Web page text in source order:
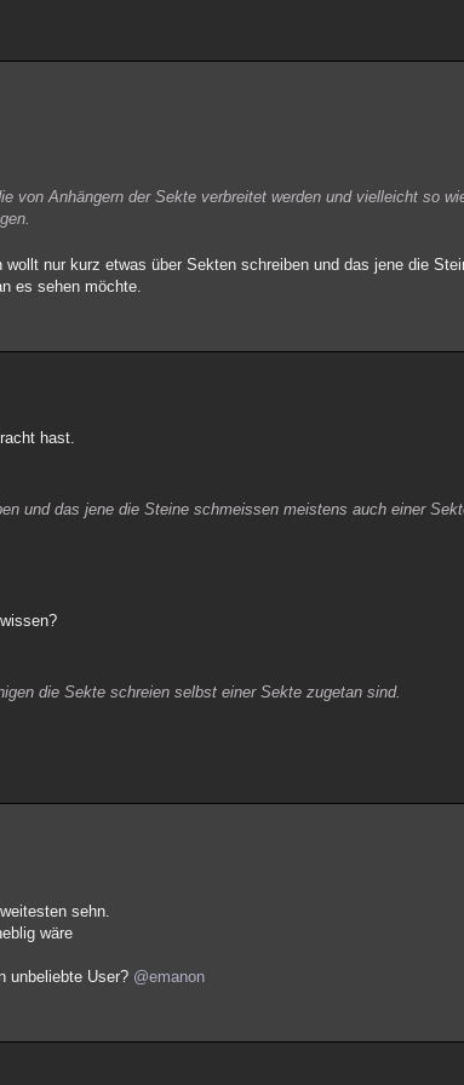
von Anhängern der Sekte verbreitet werden und vielleicht so
nur kurz etwas über Sekten schreiben und das jene die
es sehen möchte.
hast.
und das jene die Steine schmeissen meistens auch einer
die Sekte schreien selbst einer Sekte zugetan sind.
sehn.
wäre
unbeliebte User? @emanon